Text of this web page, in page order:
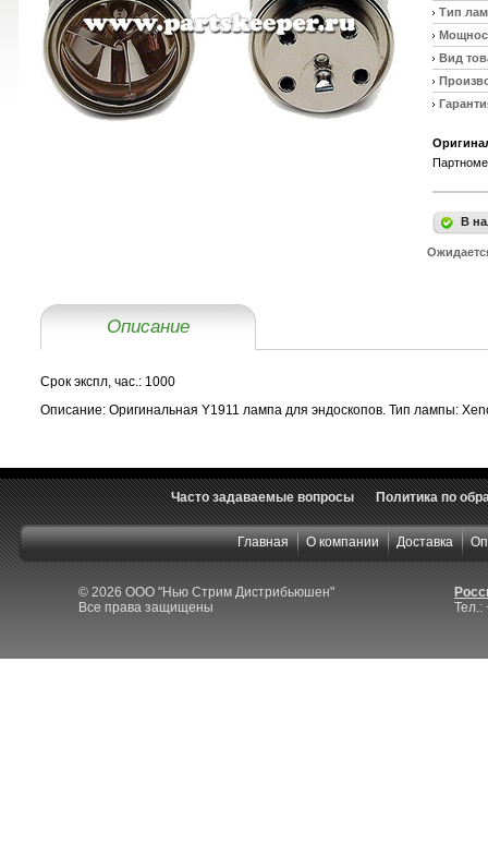
Тип
Вид
В
Описание
Срок экспл, час.: 1000
Описание: Оригинальная Y1911 лампа для эндоскопов. Тип лампы:
Часто задаваемые вопросы Политика по
Главная О компании Доставка
© 2026 ООО "Нью Стрим Дистрибьюшен"
Все права защищены
Тел.: